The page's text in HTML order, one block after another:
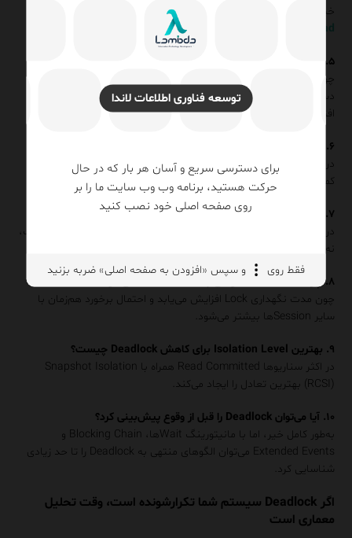
توسعه فناوری اطلاعات لاندا
برای دسترسی سریع و آسان هر بار که در حال
حرکت هستید، برنامه وب وب سایت ما را بر
روی صفحه اصلی خود نصب کنید
فقط روی و سپس «افزودن به صفحه اصلی» ضربه بزنید
خیر، NOLOCK فقط Lockهای خواندن را حذف می‌کند و می‌تواند باعث
Dirty Read
۵. چرا بعد از اضافه کردن Index، Deadlock بیشتر می‌شود؟
افزایش یابد.
۶. آیا افزایش CPU یا RAM باعث کاهش Deadlock می‌شود؟
کمبود منابع سخت‌افزاری.
۷. آیا Deadlock قابل حذف کامل است؟
در عمل خیر، هدف DBA کاهش frequency و کنترل Root Cause است،
نه حذف کامل.
۸. چرا Transaction طولانی باعث Deadlock می‌شود؟
چون مدت نگهداری Lock افزایش می‌یابد و احتمال برخورد هم‌زمان با
سایر Sessionها بیشتر می‌شود.
۹. بهترین Isolation Level برای کاهش Deadlock چیست؟
در اکثر سناریوها Read Committed همراه با Snapshot Isolation
(RCSI) بهترین تعادل را ایجاد می‌کند.
۱۰. آیا می‌توان Deadlock را قبل از وقوع پیش‌بینی کرد؟
به‌طور کامل خیر، اما با مانیتورینگ Waitها، Blocking Chain و
Extended Events می‌توان الگوهای منتهی به Deadlock را تا حد زیادی
شناسایی کرد.
اگر Deadlock سیستم شما تکرارشونده است، وقت تحلیل
معماری است